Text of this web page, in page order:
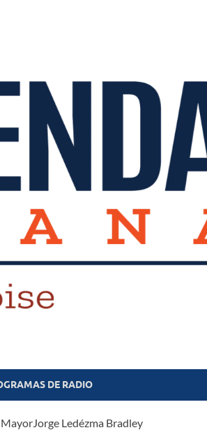
DE RADIO
MayorJorge Ledézma Bradley